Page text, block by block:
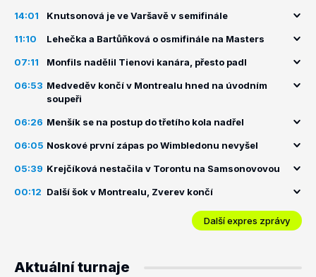
14:01 Knutsonová je ve Varšavě v semifinále
11:10 Lehečka a Bartůňková o osmifinále na Masters
07:11 Monfils nadělil Tienovi kanára, přesto padl
06:53 Medveděv končí v Montrealu hned na úvodním
soupeři
06:26 Menšík se na postup do třetího kola nadřel
06:05 Noskové první zápas po Wimbledonu nevyšel
05:39 Krejčíková nestačila v Torontu na Samsonovovou
00:12 Další šok v Montrealu, Zverev končí
Další expres zprávy
Aktuální turnaje